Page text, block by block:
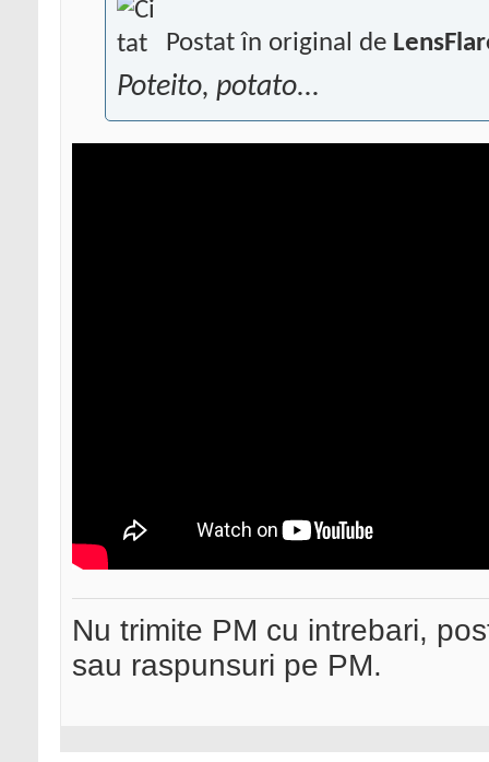
Postat în original de
Poteito, potato...
Nu trimite PM cu intrebari,
sau raspunsuri pe PM.